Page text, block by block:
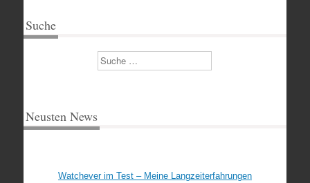
Suche
Suchen
Neusten News
Watchever im Test – Meine Langzeiterfahrungen